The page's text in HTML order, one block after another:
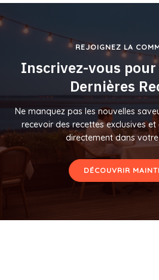
REJOIGNEZ LA
Inscrivez-vous pour
Dernières
Ne manquez pas les nouvelles
recevoir des recettes exclusives
directement dans
DÉCOUVRIR